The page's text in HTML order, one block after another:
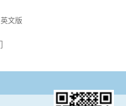
英文版